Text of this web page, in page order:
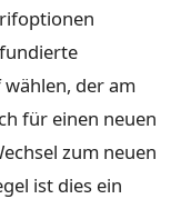
der am
für einen neuen
zum neuen
ist dies ein